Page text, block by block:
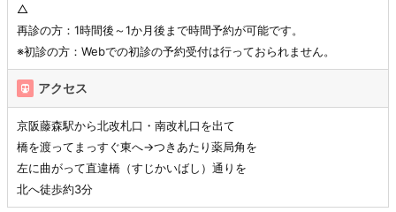
△
再診の方：1時間後～1か月後まで時間予約が可能です。
※初診の方：Webでの初診の予約受付は行っておられません。
アクセス
京阪藤森駅から北改札口・南改札口を出て
橋を渡ってまっすぐ東へ→つきあたり薬局角を
左に曲がって直違橋（すじかいばし）通りを
北へ徒歩約3分